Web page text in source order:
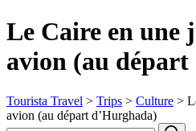
Le Caire en une
avion (au
Tourista Travel > Trips > Culture >
avion (au départ d’Hurghada)